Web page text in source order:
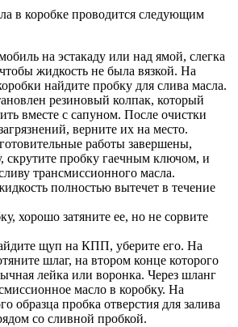
в коробке проводится следующим
на эстакаду или над ямой, слегка
жидкость не была вязкой. На
найдите пробку для слива масла.
резиновый колпак, который
вместе с сапуном. После очистки
верните их на место.
работы завершены,
скрутите пробку гаечным ключом, и
трансмиссионного масла.
полностью вытечет в течение
хорошо затяните ее, но не сорвите
щуп на КПП, уберите его. На
шлаг, на втором конце которого
лейка или воронка. Через шланг
масло в коробку. На
образца пробка отверстия для залива
со сливной пробкой.